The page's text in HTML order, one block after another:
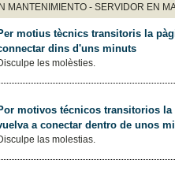
MANTENIMIENTO - SERVIDOR EN
motius tècnics transitoris la
dins d'uns minuts
les molèsties.
motivos técnicos transitorios
a conectar dentro de unos
las molestias.